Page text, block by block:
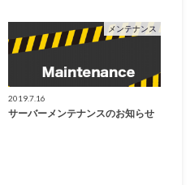
メンテナンス
2019.7.16
サーバーメンテナンスのお知らせ